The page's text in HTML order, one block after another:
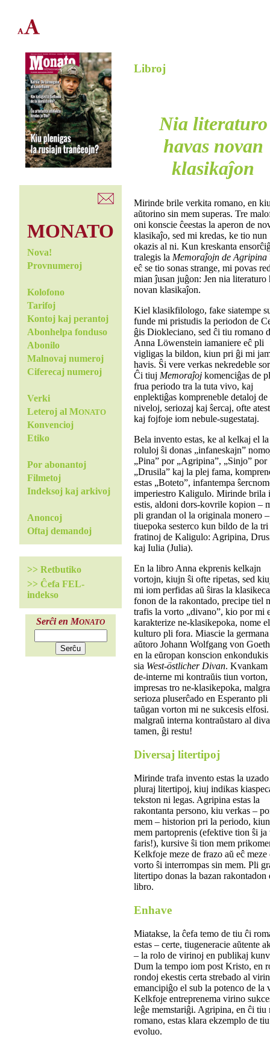
MONATO
Nova!
Provnumeroj
Kolofono
Tarifoj
Kontoj kaj perantoj
Abonhelpa fonduso
Abonilo
Malnovaj numeroj
Ciferecaj numeroj
Verki
Leteroj al MONATO
Konvencioj
Etiko
Por abonantoj
Filmetoj
Indeksoj kaj arkivoj
Anoncoj
Oftaj demandoj
>> Retbutiko
>> Ĉefa FEL-
indekso
Serĉi en MONATO
Libroj
Nia literaturo
havas novan
klasikaĵon
Mirinde brile verkita romano, en
aŭtorino sin mem superas. Tre
oni konscie ĉeestas la aperon de
klasikaĵo, sed mi kredas, ke tio nun
okazis al ni. Kun kreskanta
tralegis la Memoraĵojn de Agripina
eĉ se tio sonas strange, mi povas
mian ĵusan juĝon: Jen nia literaturo
novan klasikaĵon.
Kiel klasikfilologo, fake siatempe
funde mi pristudis la periodon de
ĝis Diokleciano, sed ĉi tiu romano
Anna Löwenstein iamaniere eĉ pli
vigligas la bildon, kiun pri ĝi mi
havis. Ŝi vere verkas nekredeble
Ĉi tiuj Memoraĵoj komenciĝas de
frua periodo tra la tuta vivo, kaj
enplektiĝas kompreneble detaloj
niveloj, seriozaj kaj ŝercaj, ofte
kaj fojfoje iom nebule-sugestataj.
Bela invento estas, ke al kelkaj el la
roluloj ŝi donas „infaneskajn”
„Pina” por „Agripina”, „Sinjo” por
„Drusila” kaj la plej fama,
estas „Boteto”, infantempa
imperiestro Kaligulo. Mirinde brila
estis, aldoni dors-kovrile kopion –
pli grandan ol la originala monero
tiuepoka sesterco kun bildo de la tri
fratinoj de Kaligulo: Agripina,
kaj Iulia (Julia).
En la libro Anna ekprenis kelkajn
vortojn, kiujn ŝi ofte ripetas, sed
mi iom perfidas aŭ ŝiras la
fonon de la rakontado, precipe tiel
trafis la vorto „divano”, kio por mi
karakterize ne-klasikepoka, nome el
kulturo pli fora. Miascie la germana
aŭtoro Johann Wolfgang von
en la eŭropan konscion enkondukis
sia West-östlicher Divan. Kvankam
de-interne mi kontraŭis tiun vorton,
impresas tro ne-klasikepoka,
serioza pluserĉado en Esperanto pli
taŭgan vorton mi ne sukcesis
malgraŭ interna kontraŭstaro al
tamen, ĝi restu!
Diversaj litertipoj
Mirinde trafa invento estas la
pluraj litertipoj, kiuj indikas
tekston ni legas. Agripina estas la
rakontanta persono, kiu verkas –
mem – historion pri la periodo,
mem partoprenis (efektive tion ŝi ja
faris!), kursive ŝi tion mem
Kelkfoje meze de frazo aŭ eĉ meze
vorto ŝi interrompas sin mem. Pli
litertipo donas la bazan rakontadon
libro.
Enhave
Miatakse, la ĉefa temo de tiu ĉi
estas – certe, tiugeneracie aŭtente
– la rolo de virinoj en publikaj
Dum la tempo iom post Kristo, en
rondoj ekestis certa strebado al
emancipiĝo el sub la potenco de la
Kelkfoje entreprenema virino
leĝe memstariĝi. Agripina, en ĉi tiu
romano, estas klara ekzemplo de tiu
evoluo.